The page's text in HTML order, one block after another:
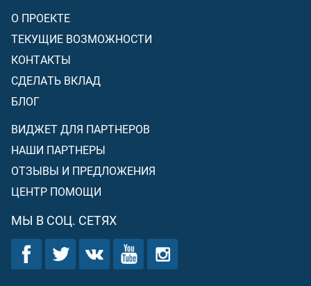
О ПРОЕКТЕ
ТЕКУЩИЕ ВОЗМОЖНОСТИ
КОНТАКТЫ
СДЕЛАТЬ ВКЛАД
БЛОГ
ВИДЖЕТ ДЛЯ ПАРТНЕРОВ
НАШИ ПАРТНЕРЫ
ОТЗЫВЫ И ПРЕДЛОЖЕНИЯ
ЦЕНТР ПОМОЩИ
МЫ В СОЦ. СЕТЯХ